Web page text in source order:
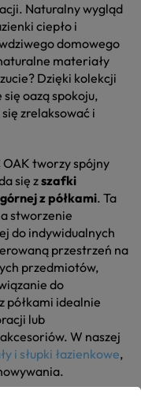
Naturalny wygląd
ciepło i
domowego
materiały
Dzięki kolekcji
się oazą spokoju,
zrelaksować i
tworzy spójny
się zszafki
z półkami. Ta
stworzenie
do indywidualnych
przestrzeń na
przedmiotów,
do
półkami idealnie
lub
W naszej
i słupki łazienkowe,